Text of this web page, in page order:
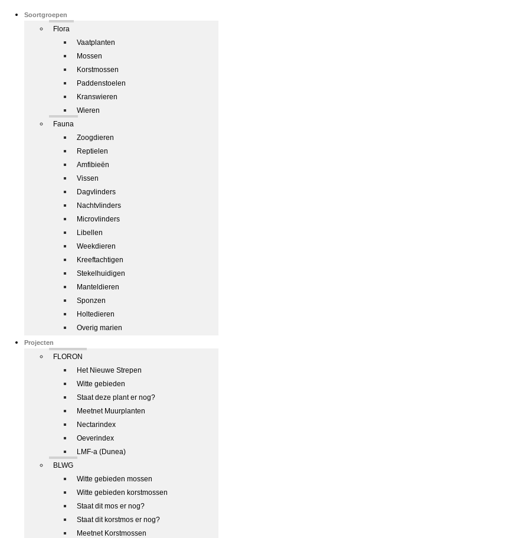
Soortgroepen
Flora
Vaatplanten
Mossen
Korstmossen
Paddenstoelen
Kranswieren
Wieren
Fauna
Zoogdieren
Reptielen
Amfibieën
Vissen
Dagvlinders
Nachtvlinders
Microvlinders
Libellen
Weekdieren
Kreeftachtigen
Stekelhuidigen
Manteldieren
Sponzen
Holtedieren
Overig marien
Projecten
FLORON
Het Nieuwe Strepen
Witte gebieden
Staat deze plant er nog?
Meetnet Muurplanten
Nectarindex
Oeverindex
LMF-a (Dunea)
BLWG
Witte gebieden mossen
Witte gebieden korstmossen
Staat dit mos er nog?
Staat dit korstmos er nog?
Meetnet Korstmossen